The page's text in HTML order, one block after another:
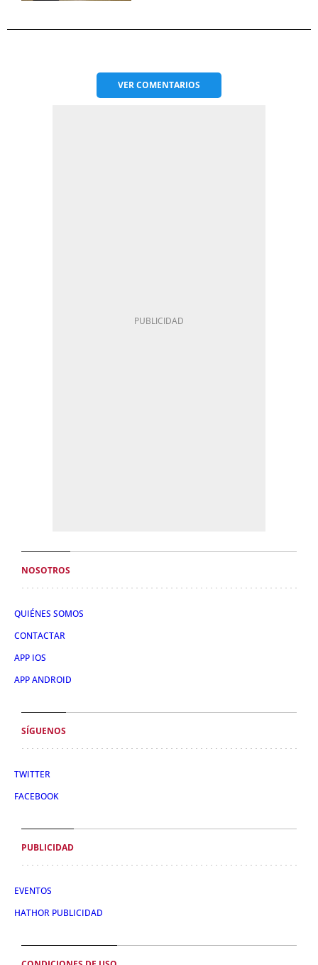
VERCOMENTARIOS
NOSOTROS
QUIÉNES SOMOS
CONTACTAR
APP IOS
APP ANDROID
SÍGUENOS
TWITTER
FACEBOOK
PUBLICIDAD
EVENTOS
HATHOR PUBLICIDAD